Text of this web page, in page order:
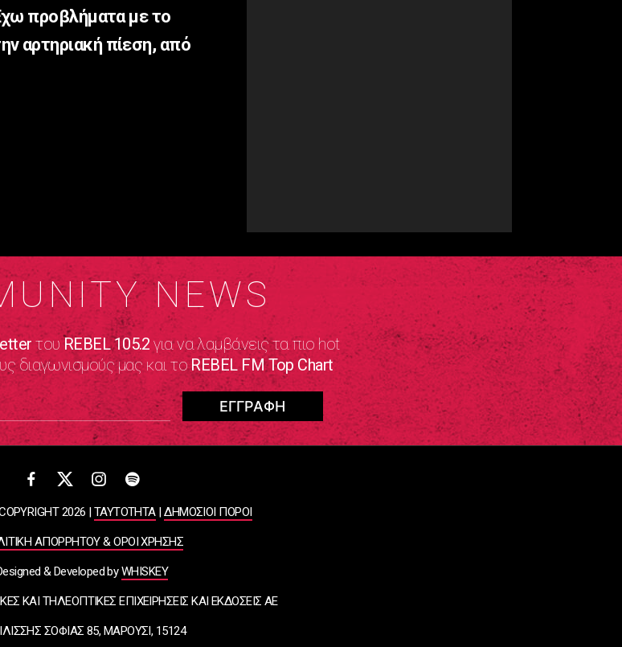
προβλήματα με το
αρτηριακή πίεση, από
NEWS
τουREBEL 105.2 για να λαμβάνεις τα πιο hot
διαγωνισμούς μας και τοREBEL FM Top Chart
2026 | ΤΑΥΤΟΤΗΤΑ|ΔΗΜΟΣΙΟΙ ΠΟΡΟΙ
ΑΠΟΡΡΗΤΟΥ & ΟΡΟΙ ΧΡΗΣΗΣ
& Developed byWHISKEY
ΚΑΙ ΤΗΛΕΟΠΤΙΚΕΣ ΕΠΙΧΕΙΡΗΣΕΙΣ ΚΑΙ ΕΚΔΟΣΕΙΣ ΑΕ
ΣΟΦΙΑΣ 85, ΜΑΡΟΥΣΙ, 15124